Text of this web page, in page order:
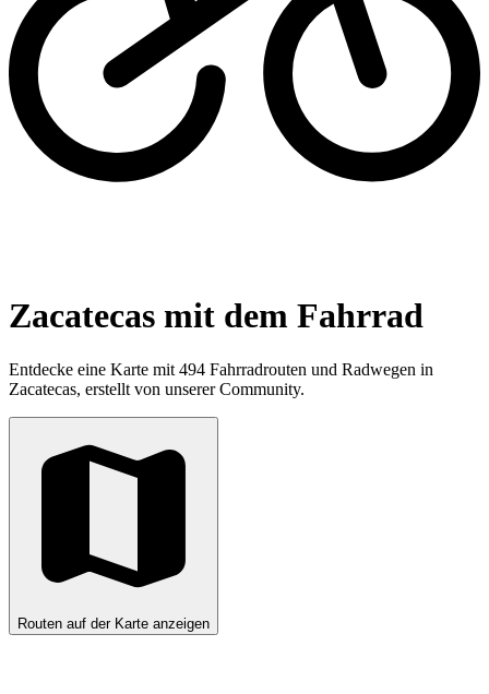
Zacatecas mit dem Fahrrad
Entdecke eine Karte mit 494 Fahrradrouten und Radwegen in
Zacatecas, erstellt von unserer Community.
Routen auf der Karte anzeigen